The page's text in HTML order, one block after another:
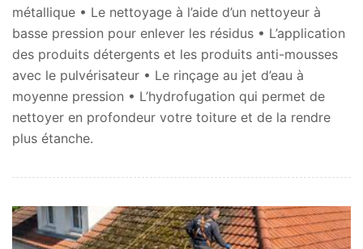
métallique • Le nettoyage à l’aide d’un nettoyeur à
basse pression pour enlever les résidus • L’application
des produits détergents et les produits anti-mousses
avec le pulvérisateur • Le rinçage au jet d’eau à
moyenne pression • L’hydrofugation qui permet de
nettoyer en profondeur votre toiture et de la rendre
plus étanche.